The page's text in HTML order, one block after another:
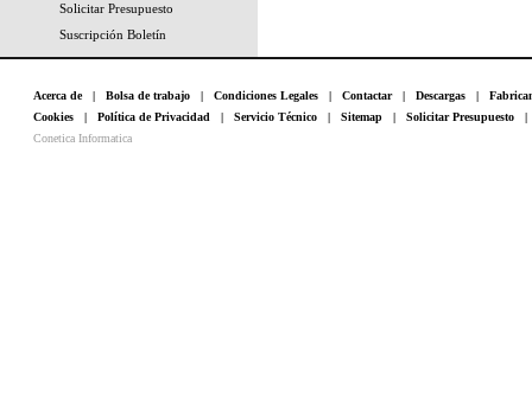
Solicitar Presupuesto
Suscripción Boletín
Acerca de| Bolsa de trabajo | Condiciones Legales | Contactar| Descargas |
Cookies | Política de Privacidad | Servicio Técnico | Sitemap | Solicitar Presupuesto
Conetica Informatica